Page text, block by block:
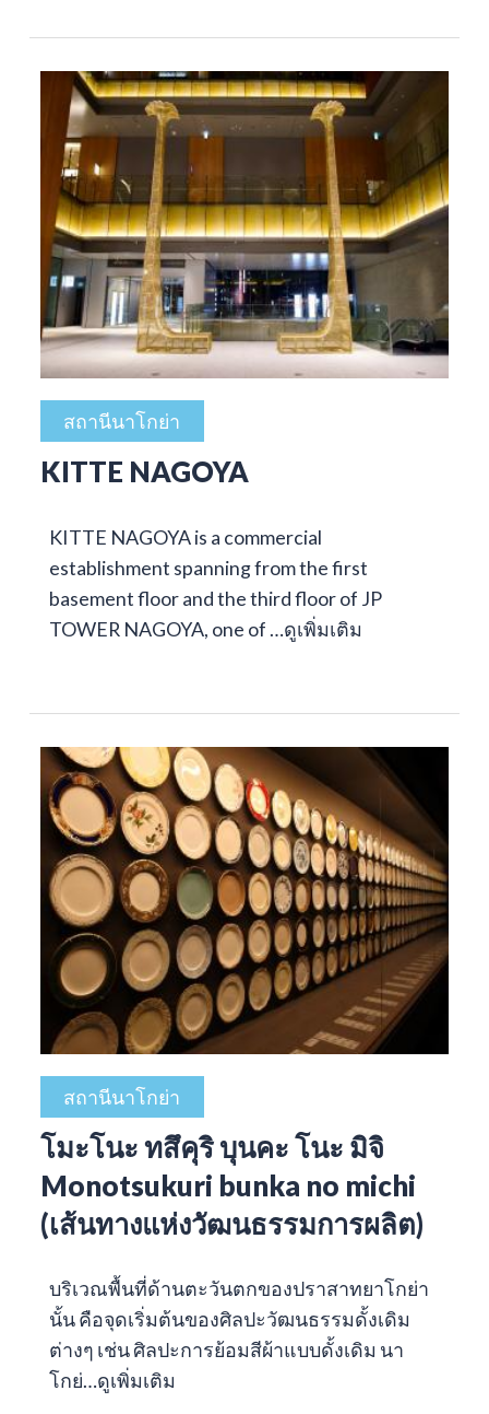
สถานีนาโกย่า
KITTE NAGOYA
KITTE NAGOYA is a commercial
establishment spanning from the first
basement floor and the third floor of JP
TOWER NAGOYA, one of …ดูเพิ่มเติม
สถานีนาโกย่า
โมะโนะ ทสึคุริ บุนคะ โนะ มิจิ
Monotsukuri bunka no michi
(เส้นทางแห่งวัฒนธรรมการผลิต)
บริเวณพื้นที่ด้านตะวันตกของปราสาทยาโกย่า
นั้น คือจุดเริ่มต้นของศิลปะวัฒนธรรมดั้งเดิม
ต่างๆ เช่น ศิลปะการย้อมสีผ้าแบบดั้งเดิม นา
โกย่…ดูเพิ่มเติม